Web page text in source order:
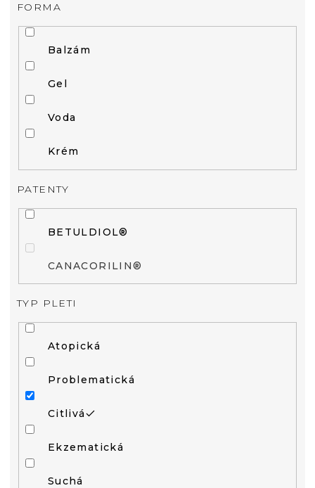
FORMA
Balzám
Gel
Voda
Krém
PATENTY
BETULDIOL®
CANACORILIN®
TYP PLETI
Atopická
Problematická
Citlivá
Ekzematická
Suchá